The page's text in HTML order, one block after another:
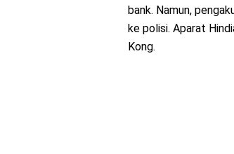
bank. Namun,
ke polisi. Aparat
Kong.